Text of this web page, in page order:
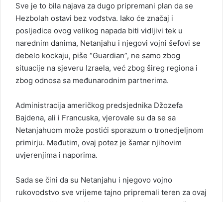
Sve je to bila najava za dugo pripremani plan da se
Hezbolah ostavi bez vođstva. Iako će značaj i
posljedice ovog velikog napada biti vidljivi tek u
narednim danima, Netanjahu i njegovi vojni šefovi se
debelo kockaju, piše “Guardian”, ne samo zbog
situacije na sjeveru Izraela, već zbog šireg regiona i
zbog odnosa sa međunarodnim partnerima.
Administracija američkog predsjednika Džozefa
Bajdena, ali i Francuska, vjerovale su da se sa
Netanjahuom može postići sporazum o tronedjeljnom
primirju. Međutim, ovaj potez je šamar njihovim
uvjerenjima i naporima.
Sada se čini da su Netanjahu i njegovo vojno
rukovodstvo sve vrijeme tajno pripremali teren za ovaj